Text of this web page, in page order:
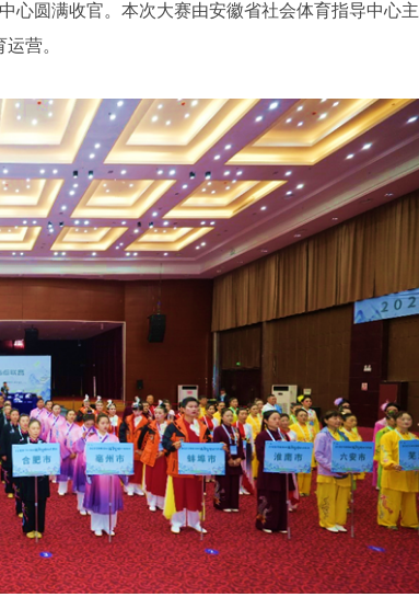
心圆满收官。本次大赛由安徽省社会体育指导中心主
营。